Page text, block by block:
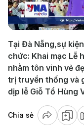
Tại Đà Nẵng,sự
chức: Khai mạc Lễ
nhằm tôn vinh vẻ
trị truyền thống và
dịp lễ Giỗ Tổ Hùng
Chia sẻ